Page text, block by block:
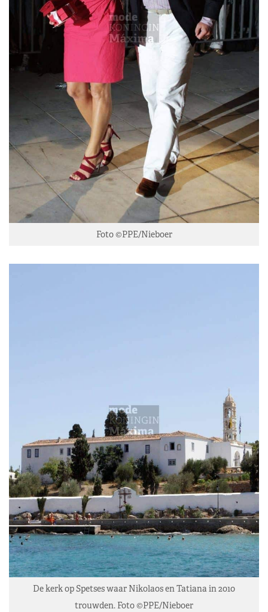
Foto ©PPE/Nieboer
De kerk op Spetses waar Nikolaos en Tatiana in 2010
trouwden. Foto ©PPE/Nieboer